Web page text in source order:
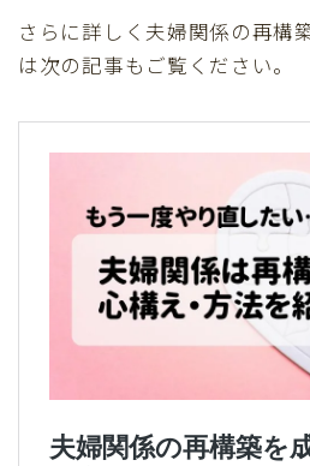
さらに詳しく夫婦関係の再構
は次の記事もご覧ください。